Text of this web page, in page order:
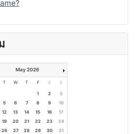
May 2026
T W T F S S
1 2
3
5 6 7 8 9
10
12 13 14 15 16
17
19 20 21 22 23
24
26 27 28 29 30 31